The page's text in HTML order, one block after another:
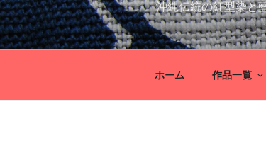
ツ
へ
ス
沖縄伝統の紅型染と
ホーム 作品一覧